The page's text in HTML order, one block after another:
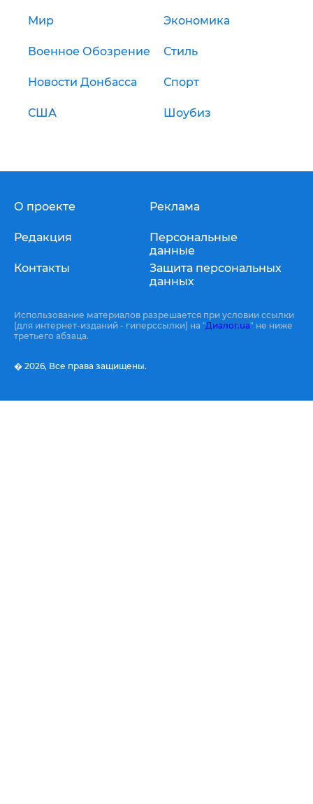
Мир Экономика
Военное Обозрение Стиль
Новости Донбасса Спорт
США Шоубиз
О проекте
Редакция
Контакты
Реклама
Персональные
данные
Защита персональных
данных
Использование материалов разрешается при условии ссылки
(для интернет-изданий - гиперссылки) на "Диалог.ua" не ниже
третьего абзаца.
� 2026, Все права защищены.